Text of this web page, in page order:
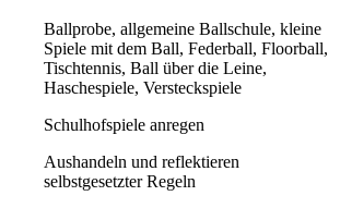
Ballprobe, allgemeine Ballschule, kleine
Spiele mit dem Ball, Federball, Floorball,
Tischtennis, Ball über die Leine,
Haschespiele, Versteckspiele
Schulhofspiele anregen
Aushandeln und reflektieren
selbstgesetzter Regeln